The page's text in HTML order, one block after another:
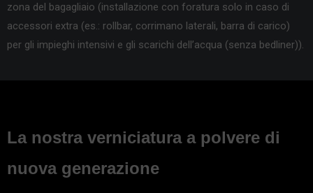
zona del bagagliaio (installazione con foratura solo in caso di
accessori extra (es.: rollbar, corrimano laterali, barra di carico)
per gli impieghi intensivi e gli scarichi dell’acqua (senza bedliner)).
La nostra verniciatura a polvere di
nuova generazione